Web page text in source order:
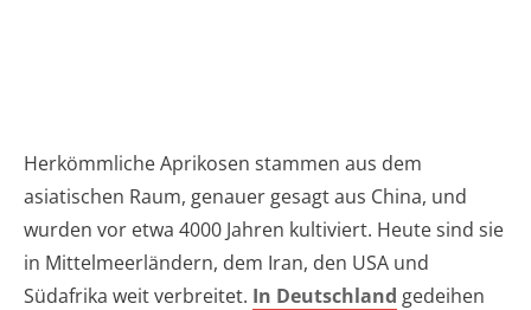
Herkömmliche Aprikosen stammen aus dem
asiatischen Raum, genauer gesagt aus China, und
wurden vor etwa 4000 Jahren kultiviert. Heute sind sie
in Mittelmeerländern, dem Iran, den USA und
Südafrika weit verbreitet. In Deutschland gedeihen